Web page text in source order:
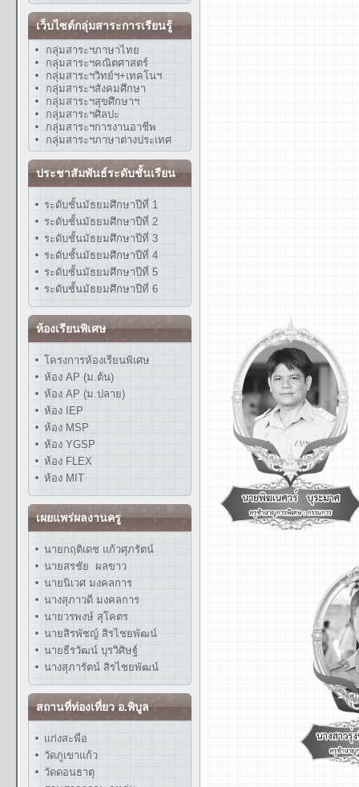
เว็บไซต์กลุ่มสาระการเรียนรู้
กลุ่มสาระฯภาษาไทย
กลุ่มสาระฯคณิตศาสตร์
กลุ่มสาระฯวิทย์ฯ+เทคโนฯ
กลุ่มสาระฯสังคมศึกษา
กลุ่มสาระฯสุขศึกษาฯ
กลุ่มสาระฯศิลปะ
กลุ่มสาระฯการงานอาชีพ
กลุ่มสาระฯภาษาต่างประเทศ
ประชาสัมพันธ์ระดับชั้นเรียน
ระดับชั้นมัธยมศึกษาปีที่ 1
ระดับชั้นมัธยมศึกษาปีที่ 2
ระดับชั้นมัธยมศึกษาปีที่ 3
ระดับชั้นมัธยมศึกษาปีที่ 4
ระดับชั้นมัธยมศึกษาปีที่ 5
ระดับชั้นมัธยมศึกษาปีที่ 6
ห้องเรียนพิเศษ
โครงการห้องเรียนพิเศษ
ห้อง AP (ม.ต้น)
ห้อง AP (ม.ปลาย)
ห้อง IEP
ห้อง MSP
ห้อง YGSP
ห้อง FLEX
ห้อง MIT
เผยแพร่ผลงานครู
นายกฤติเดช แก้วศุภรัตน์
นายสรชัย ผลขาว
นายนิเวศ มงคลการ
นางสุภาวดี มงคลการ
นายวรพงษ์ สุโคตร
นายสิรพัชญ์ สิรไชยพัฒน์
นายธีรวัฒน์ บุรวิศิษฐ์
นางสุภารัตน์ สิรไชยพัฒน์
สถานที่ท่องเที่ยว อ.พิบูล
แก่งสะพือ
วัดภูเขาแก้ว
วัดดอนธาตุ